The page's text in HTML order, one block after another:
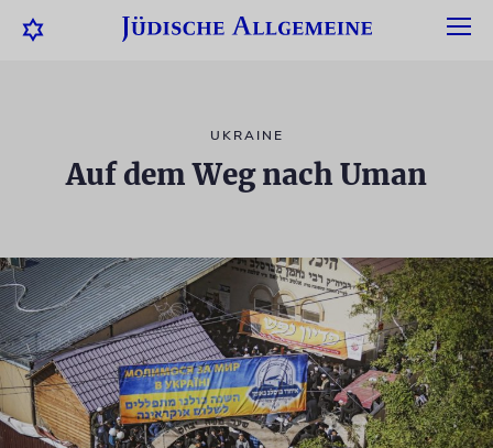
UKRAINE
Auf dem Weg nach Uman